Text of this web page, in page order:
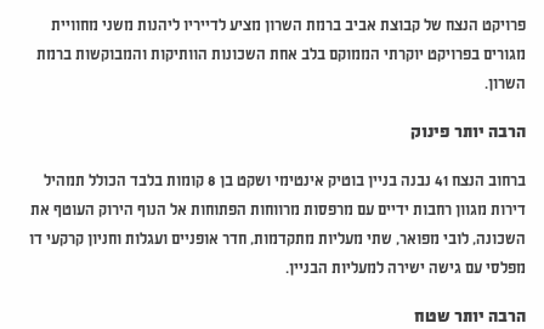
פרויקט הנצח של קבוצת אביב ברמת השרון מציע לדייריו ליהנות משני מחוויית
מגורים בפרויקט יוקרתי הממוקם בלב אחת השכונות הוותיקות והמבוקשות ברמת
השרון.
הרבה יותר פינוק
ברחוב הנצח 41 נבנה בניין בוטיק אינטימי ושקט בן 8 קומות בלבד הכולל תמהיל
דירות מגוון רחבות ידיים עם מרפסות מרווחות הפתוחות אל הנוף הירוק העוטף את
השכונה, לובי מפואר, שתי מעליות מתקדמות, חדר אופניים ועגלות וחניון קרקעי דו
מפלסי עם גישה ישירה למעליות הבניין.
הרבה יותר שטח